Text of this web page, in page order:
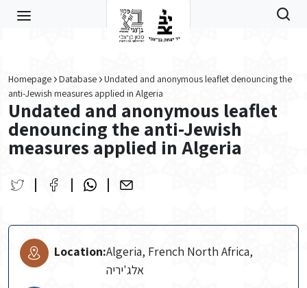
Homepage Database
Undated and anonymous leaflet denouncing the
anti-Jewish measures applied in Algeria
Undated and anonymous leaflet
denouncing the anti-Jewish
measures applied in Algeria
Location:Algeria, French North Africa,
אלג'יריה